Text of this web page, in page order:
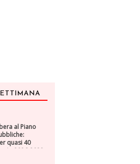
al Piano
quasi 40
2026-2028